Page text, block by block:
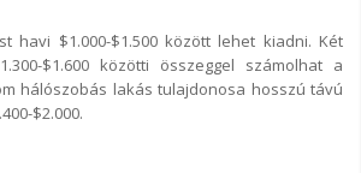
havi $1.000-$1.500 között lehet kiadni. Két
$1.600 közötti összeggel számolhat a
hálószobás lakás tulajdonosa hosszú távú
$2.000.